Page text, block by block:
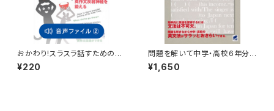
おかわり!スラスラ話すための瞬
間英作文シャッフルトレーニン
グ 付属音声2
¥220
問題を解いて中学・高校6年分
の英文法を総復習する
¥1,650